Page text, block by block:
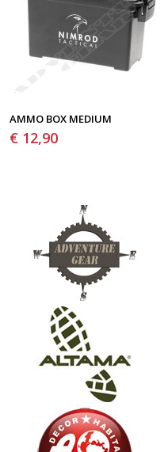
AMMO BOX MEDIUM
€ 12,90